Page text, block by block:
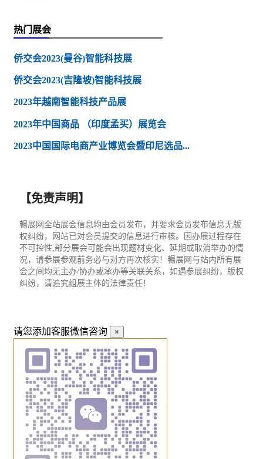
热门展会
侨交会2023(曼谷)智能科技展
侨交会2023(吉隆坡)智能科技展
2023年越南智能科技产品展
2023年中国商品 （印度孟买）展览会
2023中国国际电商产业博览会暨印尼选品...
【免责声明】
暢展网全站展会信息均由会员发布，并要求会员发布信息无版
权纠纷，网站已对会员提交的信息进行审核。因办展过程存在
不可控性,部分展会可能会出现题材变化、延期或取消举办的情
况，请参展参观前务必与对方再次核实！暢展网与站内所有展
会之间均无主办/协办或承办等关联关系，如遇参展纠纷，版权
纠纷，请追究组展主体的法律责任！
请您添加客服微信咨询 ×